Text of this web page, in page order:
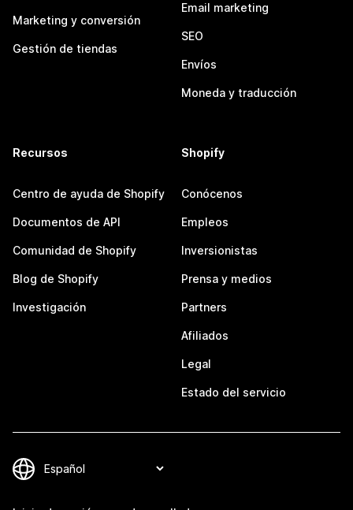
Marketing y conversión
Gestión de tiendas
Email marketing
SEO
Envíos
Moneda y traducción
Recursos
Centro de ayuda de Shopify
Documentos de API
Comunidad de Shopify
Blog de Shopify
Investigación
Shopify
Conócenos
Empleos
Inversionistas
Prensa y medios
Partners
Afiliados
Legal
Estado del servicio